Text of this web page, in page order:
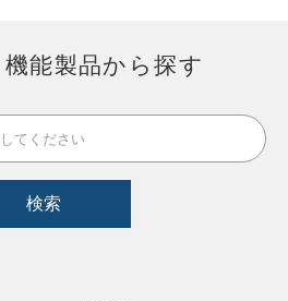
能製品から探す
検索